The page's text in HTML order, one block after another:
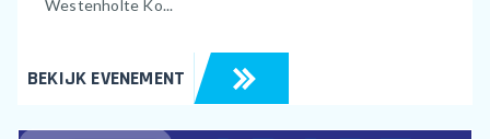
Westenholte Ko...
BEKIJK EVENEMENT